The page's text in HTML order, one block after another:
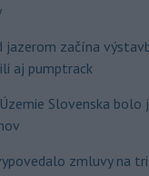
jazerom začína
aj pumptrack
Slovenska bolo
zmluvy na